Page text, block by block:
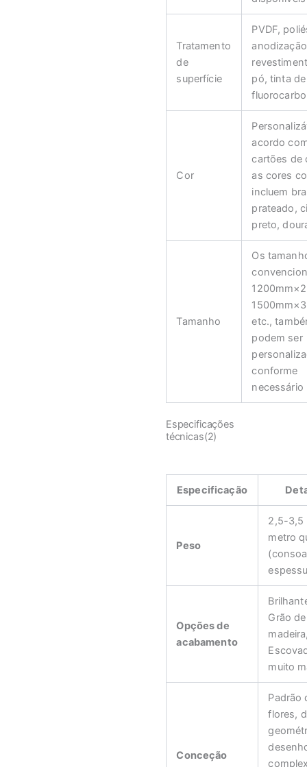
Tratamento
de
superfície
PVDF,
pó, tinta de
Cor
acordo
cartões de
as cores
incluem
prateado,
preto,
Tamanho
Os
etc.,
podem ser
conforme
necessário
Especificações
técnicas(2)
Especificação
Peso
2,5-3,5
metro
Opções de
acabamento
Grão de
muito
Conceção
Padrão
flores,